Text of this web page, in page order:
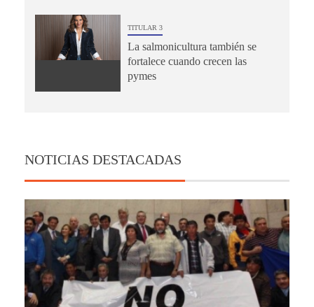
TITULAR 3
La salmonicultura también se
fortalece cuando crecen las
pymes
NOTICIAS DESTACADAS